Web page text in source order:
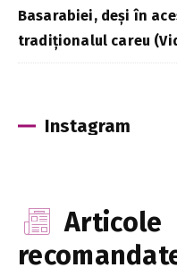
Basarabiei, deși în
tradiționalul careu
Instagram
Articole